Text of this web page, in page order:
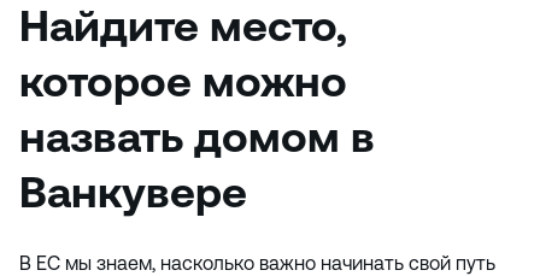
Найдите место,
которое можно
назвать домом в
Ванкувере
В EC мы знаем, насколько важно начинать свой путь